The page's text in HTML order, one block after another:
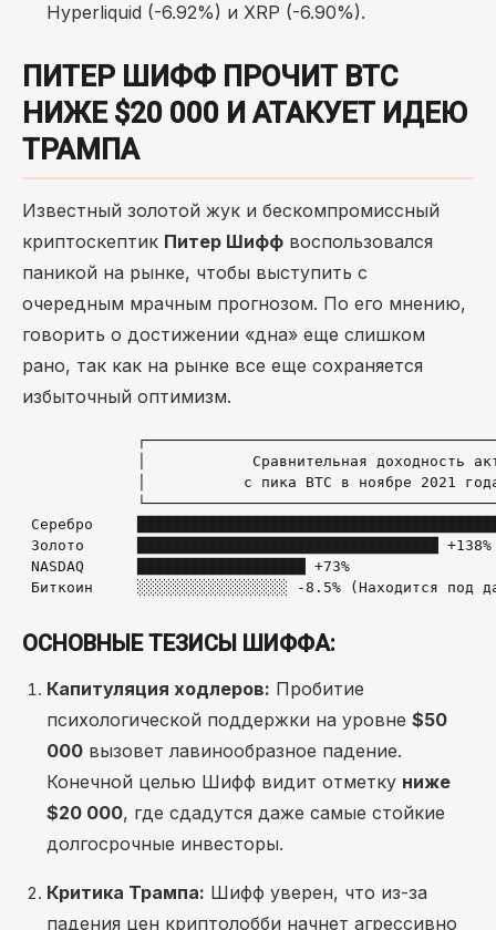
Hyperliquid (-6.92%) и XRP (-6.90%).
ПИТЕР ШИФФ ПРОЧИТ BTC
НИЖЕ $20 000 И АТАКУЕТ ИДЕЮ
ТРАМПА
Известный золотой жук и бескомпромиссный
криптоскептик Питер Шифф воспользовался
паникой на рынке, чтобы выступить с
очередным мрачным прогнозом. По его мнению,
говорить о достижении «дна» еще слишком
рано, так как на рынке все еще сохраняется
избыточный оптимизм.
│            Сравнительная доходность
│           с пика BTC в ноябре 2021
Серебро
Золото      ██████████████████████████████████ +138%
NASDAQ      ███████████████████ +73%
ОСНОВНЫЕ ТЕЗИСЫ ШИФФА:
Капитуляция ходлеров: Пробитие
психологической поддержки на уровне $50
000 вызовет лавинообразное падение.
Конечной целью Шифф видит отметку ниже
$20 000, где сдадутся даже самые стойкие
долгосрочные инвесторы.
Критика Трампа: Шифф уверен, что из-за
падения цен криптолобби начнет агрессивно